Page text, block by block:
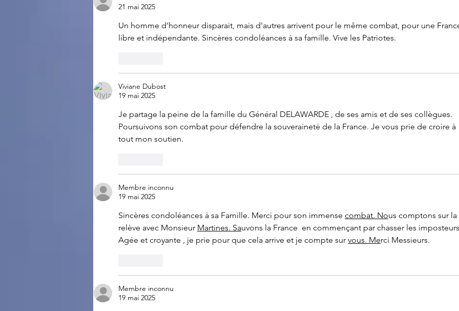
21 mai 2025
Un homme d'honneur disparait, mais d'autres arrivent pour le même combat, pour une
libre et indépendante. Sincères condoléances à sa famille. Vive les Patriotes.
Viviane Dubost
19 mai 2025
Je partage la peine de la famille du Général DELAWARDE , de ses amis et de ses collègues.
Poursuivons son combat pour défendre la souveraineté de la France. Je vous prie de croire à
tout mon soutien.
Membre inconnu
19 mai 2025
Sincères condoléances à sa Famille. Merci pour son immense combat. Nous comptons sur la
relève avec Monsieur Martines. Sauvons la France  en commençant par chasser les
Agée et croyante , je prie pour que cela arrive et je compte sur vous. Merci Messieurs.
Membre inconnu
19 mai 2025